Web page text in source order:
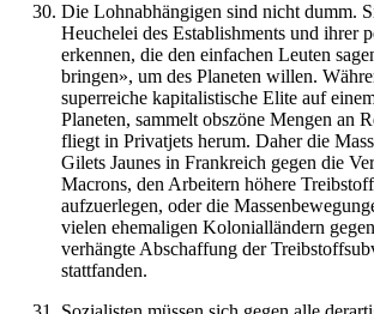
Die Lohnabhängigen sind nicht dumm.
Heuchelei des Establishments und ihrer
erkennen, die den einfachen Leuten
bringen», um des Planeten willen.
superreiche kapitalistische Elite auf
Planeten, sammelt obszöne Mengen an
fliegt in Privatjets herum. Daher die
Gilets Jaunes in Frankreich gegen die
Macrons, den Arbeitern höhere
aufzuerlegen, oder die
vielen ehemaligen Kolonialländern
verhängte Abschaffung der
stattfanden.